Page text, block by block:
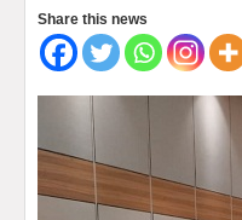
Share this news